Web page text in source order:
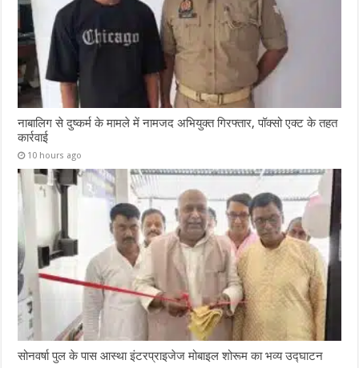
नाबालिग से दुष्कर्म के मामले में नामजद अभियुक्त गिरफ्तार, पॉक्सो एक्ट के तहत
कार्रवाई
10 hours ago
सोनवर्षा पुल के पास आस्था इंटरप्राइजेज मोबाइल शोरूम का भव्य उद्घाटन